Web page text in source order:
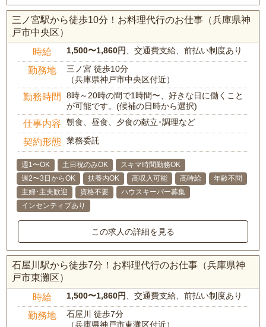
三ノ宮駅から徒歩10分！お料理代行のお仕事（兵庫県神
戸市中央区）
時給 1,500〜1,860円 、交通費支給、前払い制度あり
勤務地
三ノ宮 徒歩10分
（兵庫県神戸市中央区付近）
勤務時間
8時～20時の間で1時間〜、好きな日に働くこと
が可能です。(候補の日時から選択)
仕事内容 朝食、昼食、夕食の献立･調理など
契約形態 業務委託
週1〜OK 土日祝のみOK
スキマ時間勤務OK
週2〜3日からOK
扶養内OK 高収入可能 高時給
年齢不問
主婦･主夫歓迎
資格不要
ハウスキーパー募集
インセンティブあり
この求人の詳細を見る
石屋川駅から徒歩7分！お料理代行のお仕事（兵庫県神
戸市東灘区）
時給 1,500〜1,860円 、交通費支給、前払い制度あり
勤務地
石屋川 徒歩7分
（兵庫県神戸市東灘区付近）